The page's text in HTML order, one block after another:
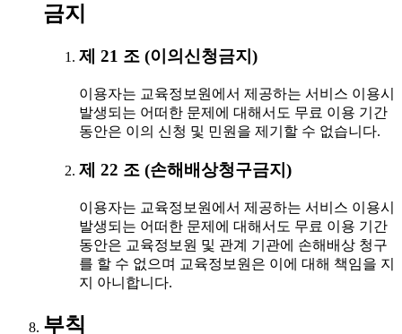
금지
제 21 조 (이의신청금지)
이용자는 교육정보원에서 제공하는 서비스 이용시
발생되는 어떠한 문제에 대해서도 무료 이용 기간
동안은 이의 신청 및 민원을 제기할 수 없습니다.
제 22 조 (손해배상청구금지)
이용자는 교육정보원에서 제공하는 서비스 이용시
발생되는 어떠한 문제에 대해서도 무료 이용 기간
동안은 교육정보원 및 관계 기관에 손해배상 청구
를 할 수 없으며 교육정보원은 이에 대해 책임을 지
지 아니합니다.
부칙